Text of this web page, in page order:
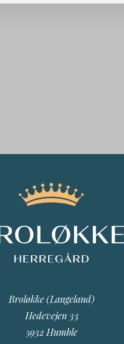
Broløkke (Langeland)
Hedevejen 33
5932 Humble